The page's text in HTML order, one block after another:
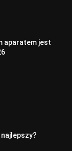
aparatem jest